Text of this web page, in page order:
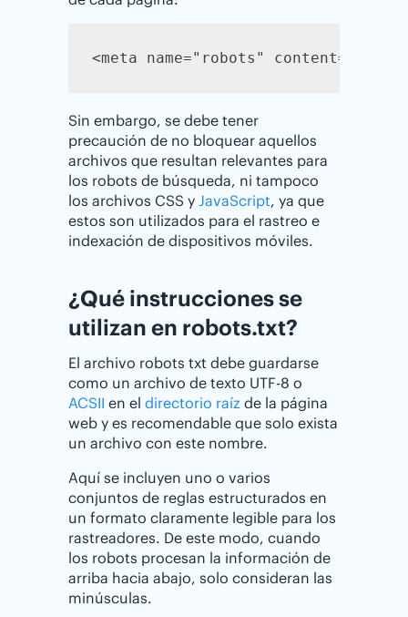
<meta name="robots"
Sin embargo, se debe tener
precaución de no bloquear aquellos
archivos que resultan relevantes para
los robots de búsqueda, ni tampoco
los archivos CSS y JavaScript, ya que
estos son utilizados para el rastreo e
indexación de dispositivos móviles.
¿Qué instrucciones se
utilizan en robots.txt?
El archivo robots txt debe guardarse
como un archivo de texto UTF-8 o
ACSII en el directorio raíz de la página
web y es recomendable que solo exista
un archivo con este nombre.
Aquí se incluyen uno o varios
conjuntos de reglas estructurados en
un formato claramente legible para los
rastreadores. De este modo, cuando
los robots procesan la información de
arriba hacia abajo, solo consideran las
minúsculas.